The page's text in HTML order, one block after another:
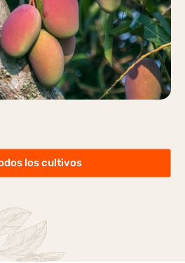
información
los cultivos